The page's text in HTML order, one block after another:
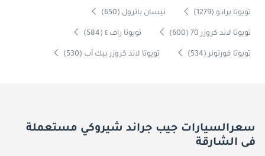
تويوتا برادو (1279) نيسان باترول (650)
تويوتا لاند كروزر 70 (600) تويوتا راف ٤ (584)
تويوتا فورتونر (534) تويوتا لاند كروزر بيك آب (530)
سعرالسيارات جيب جراند شيروكي مستعملة
فى الشارقة